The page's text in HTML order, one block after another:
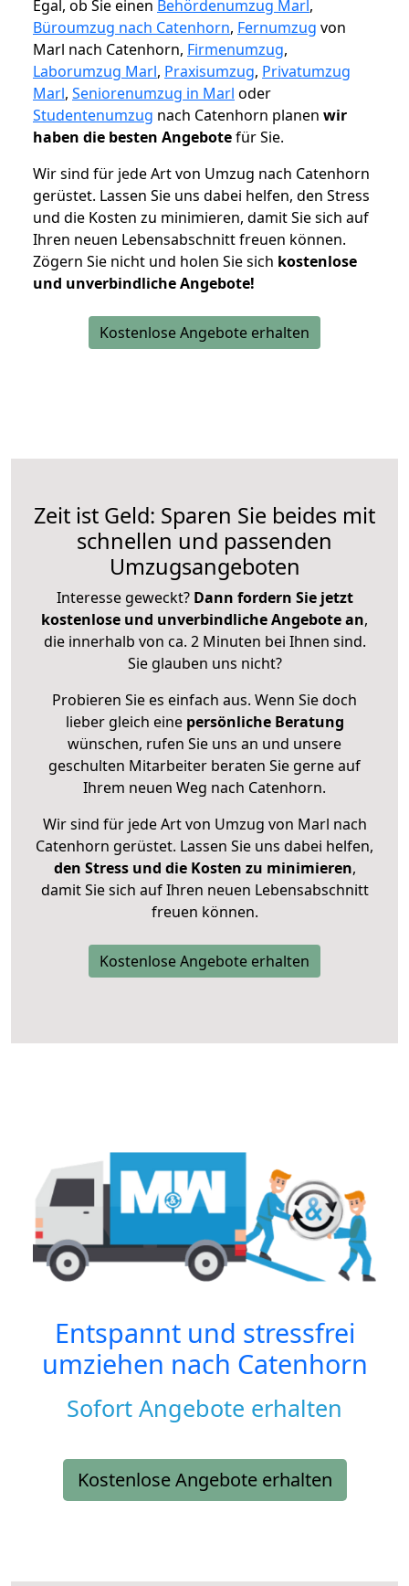
Egal, ob Sie einen Behördenumzug Marl,
Büroumzug nach Catenhorn, Fernumzug von
Marl nach Catenhorn, Firmenumzug,
Laborumzug Marl, Praxisumzug, Privatumzug
Marl, Seniorenumzug in Marl oder
Studentenumzug nach Catenhorn planen wir
haben die besten Angebotefür Sie.
Wir sind für jede Art von Umzug nach Catenhorn
gerüstet. Lassen Sie uns dabei helfen, den Stress
und die Kosten zu minimieren, damit Sie sich auf
Ihren neuen Lebensabschnitt freuen können.
Zögern Sie nicht und holen Sie sich kostenlose
und unverbindliche Angebote!
Kostenlose Angebote erhalten
Zeit ist Geld: Sparen Sie beides mit
schnellen und passenden
Umzugsangeboten
Interesse geweckt? Dann fordern Sie jetzt
kostenlose und unverbindliche Angebote an,
die innerhalb von ca. 2 Minuten bei Ihnen sind.
Sie glauben uns nicht?
Probieren Sie es einfach aus. Wenn Sie doch
lieber gleich eine persönliche Beratung
wünschen, rufen Sie uns an und unsere
geschulten Mitarbeiter beraten Sie gerne auf
Ihrem neuen Weg nach Catenhorn.
Wir sind für jede Art von Umzug von Marl nach
Catenhorn gerüstet. Lassen Sie uns dabei helfen,
den Stress und die Kosten zu minimieren,
damit Sie sich auf Ihren neuen Lebensabschnitt
freuen können.
Kostenlose Angebote erhalten
Entspannt und stressfrei
umziehen nach Catenhorn
Sofort Angebote erhalten
Kostenlose Angebote erhalten